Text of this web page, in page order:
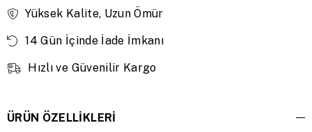
Yüksek Kalite, Uzun Ömür
14 Gün İçinde İade İmkanı
Hızlı ve Güvenilir Kargo
ÜRÜN ÖZELLIKLERI